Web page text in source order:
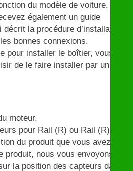
du modèle de voiture.
également un guide
la procédure d’installation
bonnes connexions.
pour installer le boîtier, vous
de le faire installer par un de
moteur.
pour Rail (R) ou Rail (R) et
du produit que vous avez
produit, nous vous envoyons
la position des capteurs dans